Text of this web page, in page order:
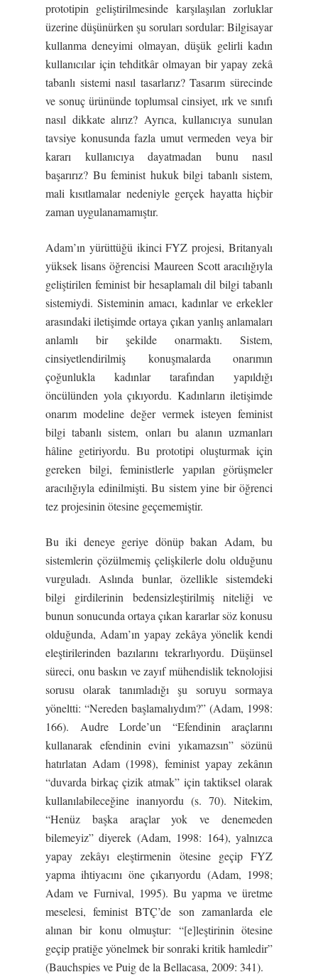
prototipin geliştirilmesinde karşılaşılan zorluklar
üzerine düşünürken şu soruları sordular: Bilgisayar
kullanma deneyimi olmayan, düşük gelirli kadın
kullanıcılar için tehditkâr olmayan bir yapay zekâ
tabanlı sistemi nasıl tasarlarız? Tasarım sürecinde
ve sonuç ürününde toplumsal cinsiyet, ırk ve sınıfı
nasıl dikkate alırız? Ayrıca, kullanıcıya sunulan
tavsiye konusunda fazla umut vermeden veya bir
kararı kullanıcıya dayatmadan bunu nasıl
başarırız? Bu feminist hukuk bilgi tabanlı sistem,
mali kısıtlamalar nedeniyle gerçek hayatta hiçbir
zaman uygulanamamıştır.
Adam’ın yürüttüğü ikinci FYZ projesi, Britanyalı
yüksek lisans öğrencisi Maureen Scott aracılığıyla
geliştirilen feminist bir hesaplamalı dil bilgi tabanlı
sistemiydi. Sisteminin amacı, kadınlar ve erkekler
arasındaki iletişimde ortaya çıkan yanlış anlamaları
anlamlı bir şekilde onarmaktı. Sistem,
cinsiyetlendirilmiş konuşmalarda onarımın
çoğunlukla kadınlar tarafından yapıldığı
öncülünden yola çıkıyordu. Kadınların iletişimde
onarım modeline değer vermek isteyen feminist
bilgi tabanlı sistem, onları bu alanın uzmanları
hâline getiriyordu. Bu prototipi oluşturmak için
gereken bilgi, feministlerle yapılan görüşmeler
aracılığıyla edinilmişti. Bu sistem yine bir öğrenci
tez projesinin ötesine geçememiştir.
Bu iki deneye geriye dönüp bakan Adam, bu
sistemlerin çözülmemiş çelişkilerle dolu olduğunu
vurguladı. Aslında bunlar, özellikle sistemdeki
bilgi girdilerinin bedensizleştirilmiş niteliği ve
bunun sonucunda ortaya çıkan kararlar söz konusu
olduğunda, Adam’ın yapay zekâya yönelik kendi
eleştirilerinden bazılarını tekrarlıyordu. Düşünsel
süreci, onu baskın ve zayıf mühendislik teknolojisi
sorusu olarak tanımladığı şu soruyu sormaya
yöneltti: “Nereden başlamalıydım?” (Adam, 1998:
166). Audre Lorde’un “Efendinin araçlarını
kullanarak efendinin evini yıkamazsın” sözünü
hatırlatan Adam (1998), feminist yapay zekânın
“duvarda birkaç çizik atmak” için taktiksel olarak
kullanılabileceğine inanıyordu (s. 70). Nitekim,
“Henüz başka araçlar yok ve denemeden
bilemeyiz” diyerek (Adam, 1998: 164), yalnızca
yapay zekâyı eleştirmenin ötesine geçip FYZ
yapma ihtiyacını öne çıkarıyordu (Adam, 1998;
Adam ve Furnival, 1995). Bu yapma ve üretme
meselesi, feminist BTÇ’de son zamanlarda ele
alınan bir konu olmuştur: “[e]leştirinin ötesine
geçip pratiğe yönelmek bir sonraki kritik hamledir”
(Bauchspies ve Puig de la Bellacasa, 2009: 341).